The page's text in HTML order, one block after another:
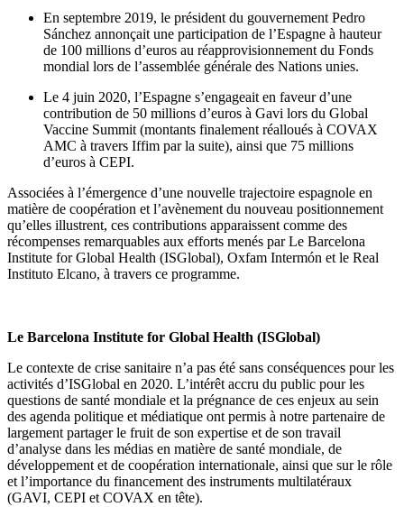
En septembre 2019, le président du gouvernement Pedro
Sánchez annonçait une participation de l’Espagne à hauteur
de 100 millions d’euros au réapprovisionnement du Fonds
mondial lors de l’assemblée générale des Nations unies.
Le 4 juin 2020, l’Espagne s’engageait en faveur d’une
contribution de 50 millions d’euros à Gavi lors du Global
Vaccine Summit (montants finalement réalloués à COVAX
AMC à travers Iffim par la suite), ainsi que 75 millions
d’euros à CEPI.
Associées à l’émergence d’une nouvelle trajectoire espagnole en
matière de coopération et l’avènement du nouveau positionnement
qu’elles illustrent, ces contributions apparaissent comme des
récompenses remarquables aux efforts menés par Le Barcelona
Institute for Global Health (ISGlobal), Oxfam Intermón et le Real
Instituto Elcano, à travers ce programme.
Le Barcelona Institute for Global Health (ISGlobal)
Le contexte de crise sanitaire n’a pas été sans conséquences pour les
activités d’ISGlobal en 2020. L’intérêt accru du public pour les
questions de santé mondiale et la prégnance de ces enjeux au sein
des agenda politique et médiatique ont permis à notre partenaire de
largement partager le fruit de son expertise et de son travail
d’analyse dans les médias en matière de santé mondiale, de
développement et de coopération internationale, ainsi que sur le rôle
et l’importance du financement des instruments multilatéraux
(GAVI, CEPI et COVAX en tête).